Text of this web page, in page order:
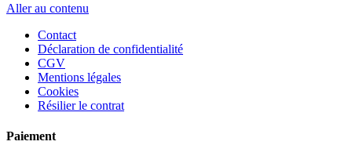
Aller au contenu
Contact
Déclaration de confidentialité
CGV
Mentions légales
Cookies
Résilier le contrat
Paiement